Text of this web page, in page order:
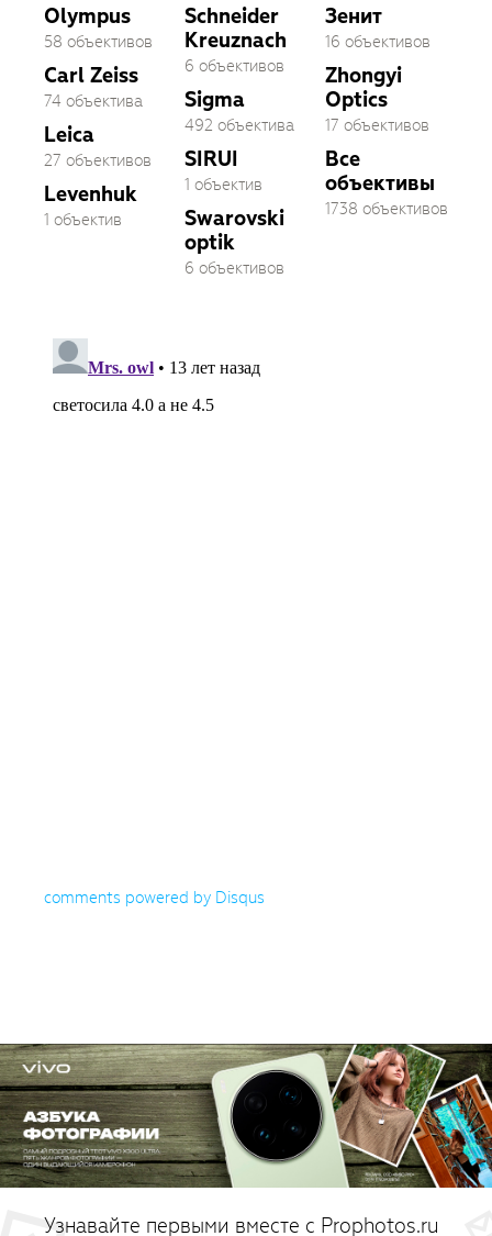
Olympus
58 объективов
Carl Zeiss
74 объектива
Leica
27 объективов
Levenhuk
1 объектив
Schneider
Kreuznach
6 объективов
Sigma
492 объектива
SIRUI
1 объектив
Swarovski
optik
6 объективов
Зенит
16 объективов
Zhongyi
Optics
17 объективов
Все
объективы
1738 объективов
comments powered by Disqus
Узнавайте первыми вместе с Prophotos.ru